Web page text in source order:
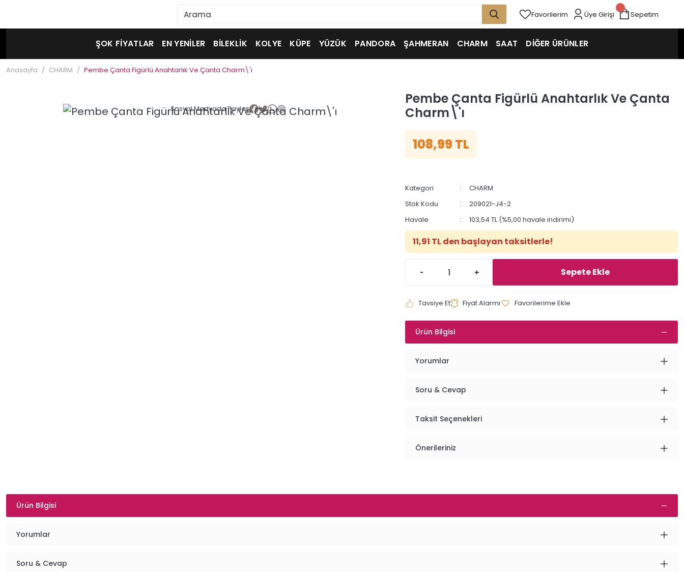
Favorilerim Üye Girişi Sepetim
ŞOK FİYATLAR EN YENİLER BİLEKLİK KOLYE KÜPE YÜZÜK PANDORA ŞAHMERAN CHARM SAAT DİĞER ÜRÜNLER
Anasayfa CHARM Pembe Çanta Figürlü Anahtarlık Ve Çanta Charm\'ı
Sosyal Medyada Paylaş
Pembe Çanta Figürlü Anahtarlık Ve Çanta
Charm\'ı
108,99 TL
Kategori
CHARM
Stok Kodu
209021-J4-2
Havale
103,54 TL (%5,00 havale indirimi)
11,91 TL den başlayan taksitlerle!
Sepete Ekle
Tavsiye Et Fiyat Alarmı
Ürün Bilgisi
Yorumlar
Soru & Cevap
Taksit Seçenekleri
Önerileriniz
Ürün Bilgisi
Yorumlar
Soru & Cevap